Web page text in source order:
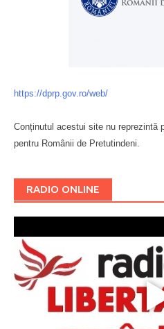
https://dprp.gov.ro/web/
Conținutul acestui site nu reprezintă
pentru Românii de Pretutindeni.
RADIO ONLINE